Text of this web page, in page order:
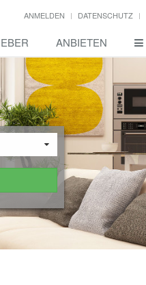
ANMELDEN DATENSCHUTZ
ANBIETEN